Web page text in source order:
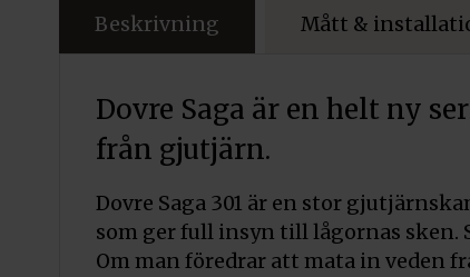
Beskrivning Mått &
Dovre Saga är en helt ny
från gjutjärn.
Dovre Saga 301 är en stor
som ger full insyn till lågornas sken.
Om man föredrar att mata in veden